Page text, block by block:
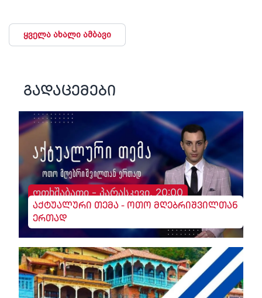
ყველა ახალი ამბავი
გადაცემები
ოთხშაბათი - პარასკევი, 20:00
აქტუალური თემა - ოთო მღებრიშვილთან
ერთად